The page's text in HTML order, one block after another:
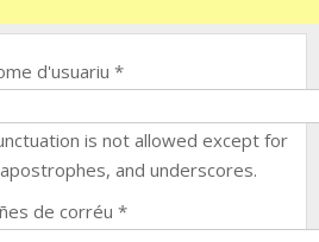
d'usuariu *
is not allowed except for
and underscores.
de corréu *